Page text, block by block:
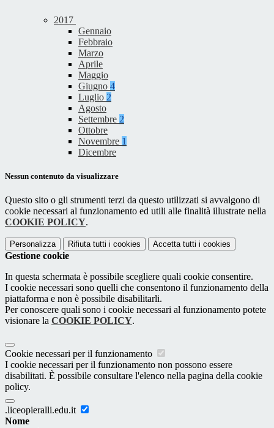
2017
Gennaio
Febbraio
Marzo
Aprile
Maggio
Giugno 4
Luglio 2
Agosto
Settembre 2
Ottobre
Novembre 1
Dicembre
Nessun contenuto da visualizzare
Questo sito o gli strumenti terzi da questo utilizzati si avvalgono di
cookie necessari al funzionamento ed utili alle finalità illustrate nella
COOKIE POLICY.
Personalizza Rifiuta tutti i cookies Accetta tutti i cookies
Gestione cookie
In questa schermata è possibile scegliere quali cookie consentire.
I cookie necessari sono quelli che consentono il funzionamento della
piattaforma e non è possibile disabilitarli.
Per conoscere quali sono i cookie necessari al funzionamento potete
visionare la COOKIE POLICY.
Cookie necessari per il funzionamento
I cookie necessari per il funzionamento non possono essere
disabilitati. È possibile consultare l'elenco nella pagina della cookie
policy.
.liceopieralli.edu.it
Nome